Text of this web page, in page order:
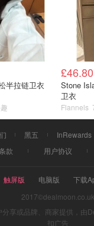
半拉链卫衣
£46.80
Stone
卫衣
Flannels
黑五 InRewards
款
用户协议
触屏版 电脑版
下载
2017©dealmoon.co.uk
分享或品牌、商家提供，由
扣广告